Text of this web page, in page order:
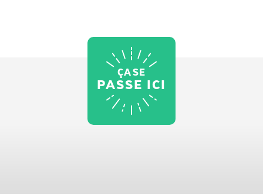
ÇA SE
PASSE ICI